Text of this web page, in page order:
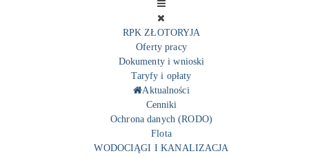
RPK ZŁOTORYJA
Oferty pracy
Dokumenty i wnioski
Taryfy i opłaty
Aktualności
Cenniki
Ochrona danych (RODO)
Flota
WODOCIĄGI I KANALIZACJA